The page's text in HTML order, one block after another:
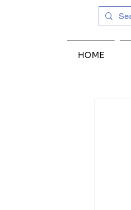
HOME